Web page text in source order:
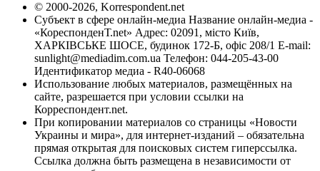
© 2000-2026, Korrespondent.net
Субъект в сфере онлайн-медиа Название онлайн-медиа -
«КореспонденТ.net» Адрес: 02091, місто Київ,
ХАРКІВСЬКЕ ШОСЕ, будинок 172-Б, офіс 208/1 E-mail:
sunlight@mediadim.com.ua Телефон: 044-205-43-00
Идентификатор медиа - R40-06068
Использование любых материалов, размещённых на
сайте, разрешается при условии ссылки на
Корреспондент.net.
При копировании материалов со страницы «Новости
Украины и мира», для интернет-изданий – обязательна
прямая открытая для поисковых систем гиперссылка.
Ссылка должна быть размещена в независимости от